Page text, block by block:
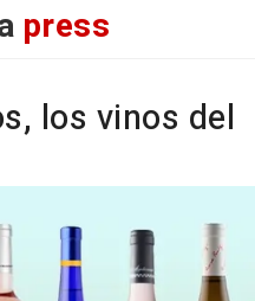
press
los vinos del